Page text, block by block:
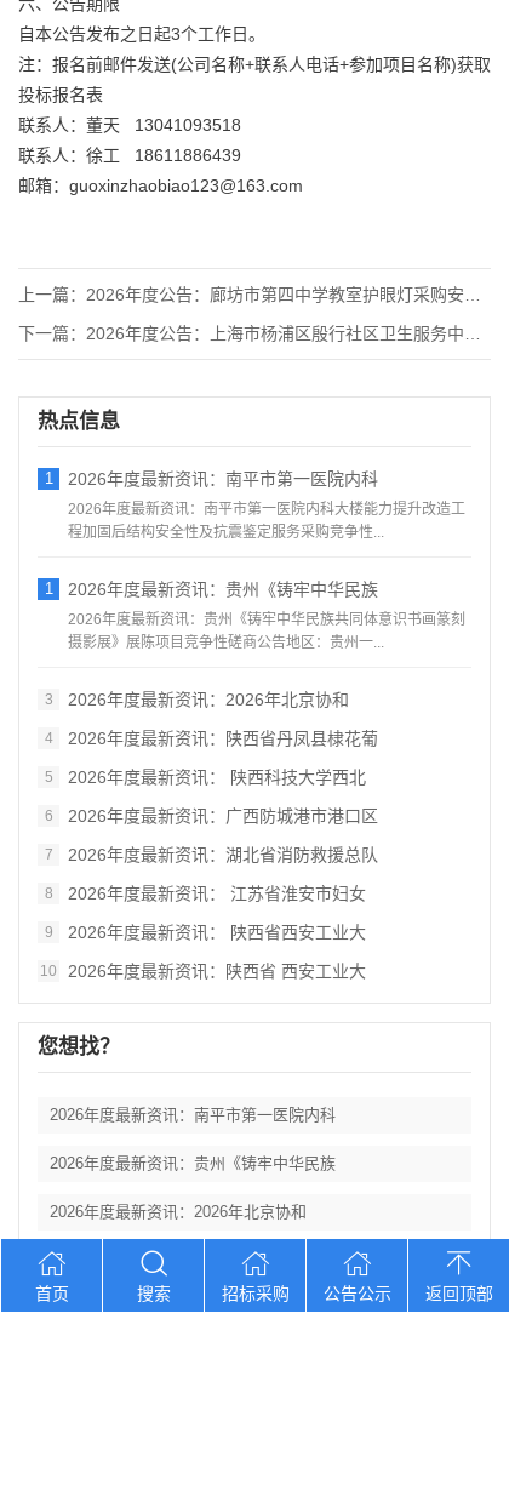
自本公告发布之日起3个工作日。
注：报名前邮件发送(公司名称+联系人电话+参加项目名称)获取
投标报名表
联系人：董天 13041093518
联系人：徐工 18611886439
邮箱：guoxinzhaobiao123@163.com
上一篇： 2026年度公告：廊坊市第四中学教室护眼灯采购安装项目竞争性
下一篇： 2026年度公告：上海市杨浦区殷行社区卫生服务中心2026年
热点信息
1 2026年度最新资讯：南平市第一医院内科
2026年度最新资讯：南平市第一医院内科大楼能力提升改造工
程加固后结构安全性及抗震鉴定服务采购竞争性...
1 2026年度最新资讯：贵州《铸牢中华民族
2026年度最新资讯：贵州《铸牢中华民族共同体意识书画篆刻
摄影展》展陈项目竞争性磋商公告地区：贵州一...
3 2026年度最新资讯：2026年北京协和
4 2026年度最新资讯：陕西省丹凤县棣花葡
5 2026年度最新资讯： 陕西科技大学西北
6 2026年度最新资讯：广西防城港市港口区
7 2026年度最新资讯：湖北省消防救援总队
8 2026年度最新资讯： 江苏省淮安市妇女
9 2026年度最新资讯： 陕西省西安工业大
10 2026年度最新资讯：陕西省 西安工业大
您想找？
2026年度最新资讯：南平市第一医院内科
2026年度最新资讯：贵州《铸牢中华民族
2026年度最新资讯：2026年北京协和
2026年度最新资讯：陕西省丹凤县棣花葡
2026年度最新资讯： 陕西科技大学西北
首页 搜索 招标采购 公告公示 返回顶部